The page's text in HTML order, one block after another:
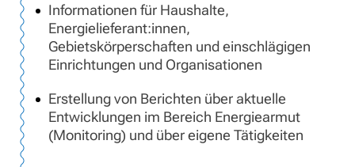
Informationen für Haushalte,
Energielieferant:innen,
Gebietskörperschaften und einschlägigen
Einrichtungen und Organisationen
Erstellung von Berichten über aktuelle
Entwicklungen im Bereich Energiearmut
(Monitoring) und über eigene Tätigkeiten